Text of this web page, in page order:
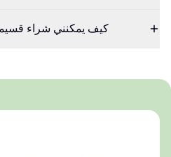
كيف يمكنني شراء